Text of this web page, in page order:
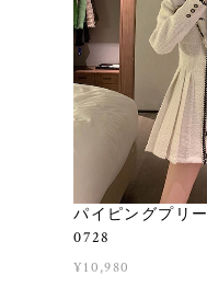
パイピングプリ
0728
¥10,980